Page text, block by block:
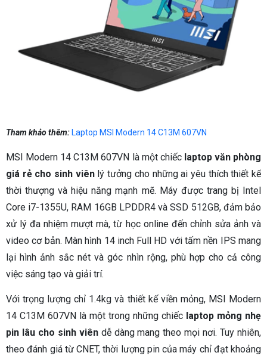
Tham khảo thêm: Laptop MSI Modern 14 C13M 607VN
MSI Modern 14 C13M 607VN là một chiếc laptop văn phòng
giá rẻ cho sinh viênlý tưởng cho những ai yêu thích thiết kế
thời thượng và hiệu năng mạnh mẽ. Máy được trang bị Intel
Core i7-1355U, RAM 16GB LPDDR4 và SSD 512GB, đảm bảo
xử lý đa nhiệm mượt mà, từ học online đến chỉnh sửa ảnh và
video cơ bản. Màn hình 14 inch Full HD với tấm nền IPS mang
lại hình ảnh sắc nét và góc nhìn rộng, phù hợp cho cả công
việc sáng tạo và giải trí.
Với trọng lượng chỉ 1.4kg và thiết kế viền mỏng, MSI Modern
14 C13M 607VN là một trong những chiếc laptop mỏng nhẹ
pin lâu cho sinh viêndễ dàng mang theo mọi nơi. Tuy nhiên,
theo đánh giá từ CNET, thời lượng pin của máy chỉ đạt khoảng